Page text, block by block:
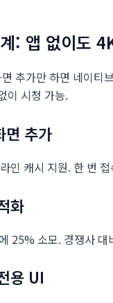
: 앱 없이도
추가만 하면 네이티
이 시청 가능.
면 추가
인 캐시 지원. 한 번
화
25% 소모. 경쟁사
용 UI